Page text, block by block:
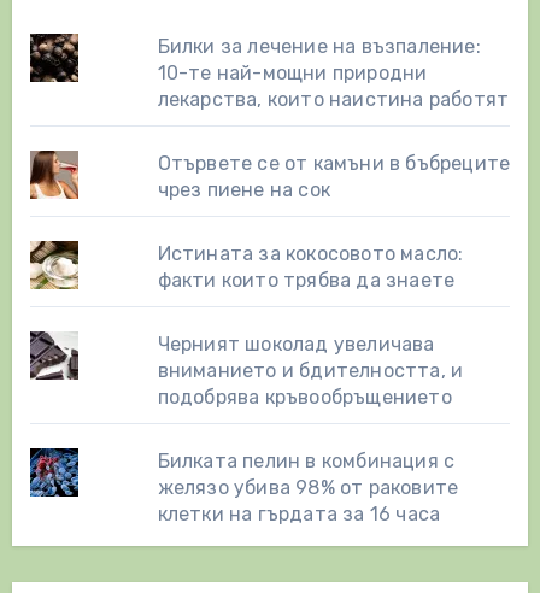
Билки за лечение на възпаление:
10-те най-мощни природни
лекарства, които наистина работят
Отървете се от камъни в бъбреците
чрез пиене на сок
Истината за кокосовото масло:
факти които трябва да знаете
Черният шоколад увеличава
вниманието и бдителността, и
подобрява кръвообръщението
Билката пелин в комбинация с
желязо убива 98% от раковите
клетки на гърдата за 16 часа